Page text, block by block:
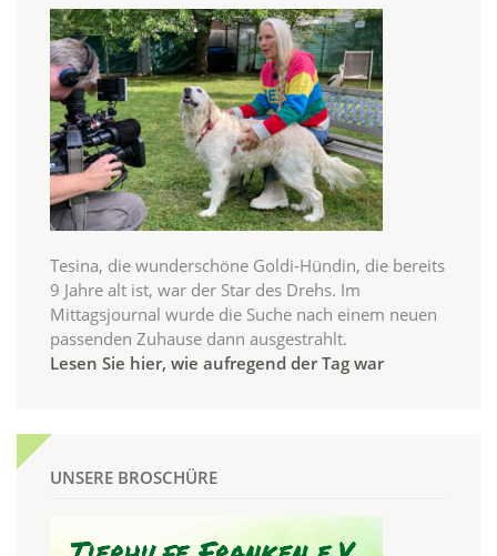
Tesina, die wunderschöne Goldi-Hündin, die bereits
9 Jahre alt ist, war der Star des Drehs. Im
Mittagsjournal wurde die Suche nach einem neuen
passenden Zuhause dann ausgestrahlt.
Lesen Sie hier, wie aufregend der Tag war
UNSERE BROSCHÜRE